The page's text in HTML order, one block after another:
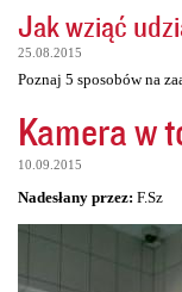
Jak wziąć
25.08.2015
Poznaj 5 sposobów na
Kamera w
10.09.2015
Nadesłany przez: F.Sz